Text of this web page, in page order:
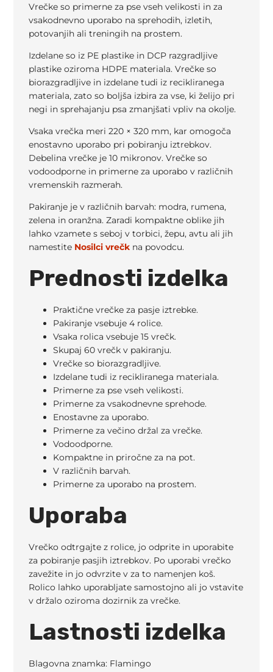
Vrečke so primerne za pse vseh velikosti in za
vsakodnevno uporabo na sprehodih, izletih,
potovanjih ali treningih na prostem.
Izdelane so iz PE plastike in DCP razgradljive
plastike oziroma HDPE materiala. Vrečke so
biorazgradljive in izdelane tudi iz recikliranega
materiala, zato so boljša izbira za vse, ki želijo pri
negi in sprehajanju psa zmanjšati vpliv na okolje.
Vsaka vrečka meri 220 × 320 mm, kar omogoča
enostavno uporabo pri pobiranju iztrebkov.
Debelina vrečke je 10 mikronov. Vrečke so
vodoodporne in primerne za uporabo v različnih
vremenskih razmerah.
Pakiranje je v različnih barvah: modra, rumena,
zelena in oranžna. Zaradi kompaktne oblike jih
lahko vzamete s seboj v torbici, žepu, avtu ali jih
namestite Nosilci vrečk na povodcu.
Prednosti izdelka
Praktične vrečke za pasje iztrebke.
Pakiranje vsebuje 4 rolice.
Vsaka rolica vsebuje 15 vrečk.
Skupaj 60 vrečk v pakiranju.
Vrečke so biorazgradljive.
Izdelane tudi iz recikliranega materiala.
Primerne za pse vseh velikosti.
Primerne za vsakodnevne sprehode.
Enostavne za uporabo.
Primerne za večino držal za vrečke.
Vodoodporne.
Kompaktne in priročne za na pot.
V različnih barvah.
Primerne za uporabo na prostem.
Uporaba
Vrečko odtrgajte z rolice, jo odprite in uporabite
za pobiranje pasjih iztrebkov. Po uporabi vrečko
zavežite in jo odvrzite v za to namenjen koš.
Rolico lahko uporabljate samostojno ali jo vstavite
v držalo oziroma dozirnik za vrečke.
Lastnosti izdelka
Blagovna znamka: Flamingo